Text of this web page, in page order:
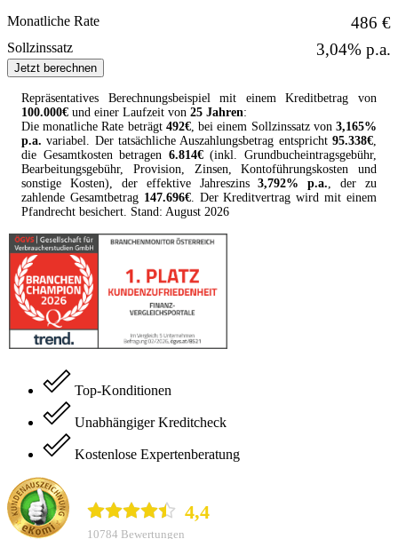
Monatliche Rate 486 €
Sollzinssatz 3,04% p.a.
Jetzt berechnen
Repräsentatives Berechnungsbeispiel mit einem Kreditbetrag von
100.000€ und einer Laufzeit von 25 Jahren:
Die monatliche Rate beträgt 492€, bei einem Sollzinssatz von 3,165%
p.a. variabel. Der tatsächliche Auszahlungsbetrag entspricht95.338€,
die Gesamtkosten betragen 6.814€(inkl. Grundbucheintragsgebühr,
Bearbeitungsgebühr, Provision, Zinsen, Kontoführungskosten und
sonstige Kosten), der effektive Jahreszins3,792% p.a., der zu
zahlende Gesamtbetrag 147.696€. Der Kreditvertrag wird mit einem
Pfandrecht besichert. Stand: August 2026
Top-Konditionen
Unabhängiger Kreditcheck
Kostenlose Expertenberatung
4,4
10784 Bewertungen